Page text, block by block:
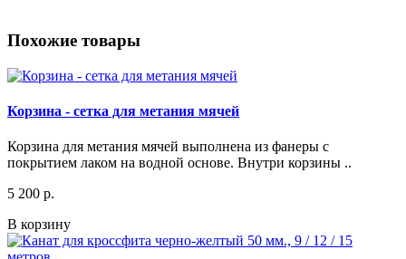
Похожие товары
Корзина - сетка для метания мячей
Корзина для метания мячей выполнена из фанеры с
покрытием лаком на водной основе. Внутри корзины ..
5 200 р.
В корзину